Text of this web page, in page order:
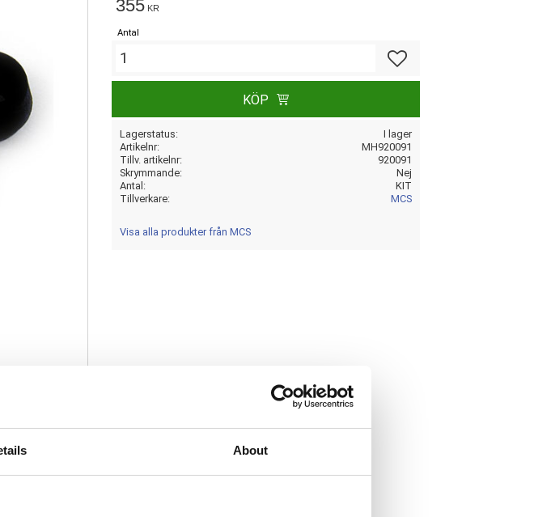
About
355 KR
Antal
KÖP
Lagerstatus
I lager
Artikelnr
MH920091
Tillv. artikelnr
920091
Skrymmande
Nej
Antal
KIT
Tillverkare
MCS
Visa alla produkter från MCS
Dela med dig